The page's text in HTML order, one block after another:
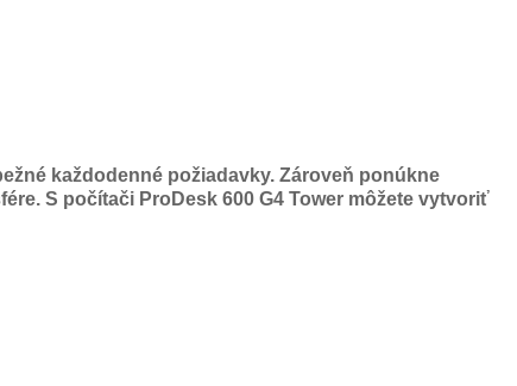
každodenné požiadavky. Zároveň ponúkne
S počítači ProDesk 600 G4 Tower môžete vytvoriť